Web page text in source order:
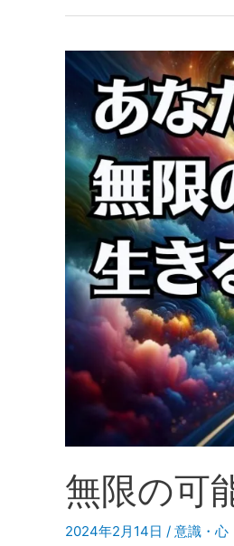
無限の可
2024年2月14日 / 意識・心